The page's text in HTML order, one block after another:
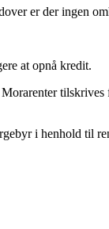
er der ingen
at opnå kredit.
i henhold til